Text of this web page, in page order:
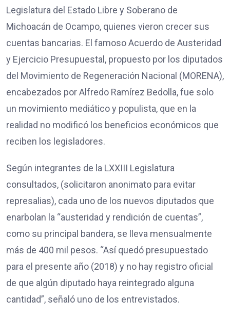
Legislatura del Estado Libre y Soberano de
Michoacán de Ocampo, quienes vieron crecer sus
cuentas bancarias. El famoso Acuerdo de Austeridad
y Ejercicio Presupuestal, propuesto por los diputados
del Movimiento de Regeneración Nacional (MORENA),
encabezados por Alfredo Ramírez Bedolla, fue solo
un movimiento mediático y populista, que en la
realidad no modificó los beneficios económicos que
reciben los legisladores.
Según integrantes de la LXXIII Legislatura
consultados, (solicitaron anonimato para evitar
represalias), cada uno de los nuevos diputados que
enarbolan la “austeridad y rendición de cuentas”,
como su principal bandera, se lleva mensualmente
más de 400 mil pesos. “Así quedó presupuestado
para el presente año (2018) y no hay registro oficial
de que algún diputado haya reintegrado alguna
cantidad”, señaló uno de los entrevistados.